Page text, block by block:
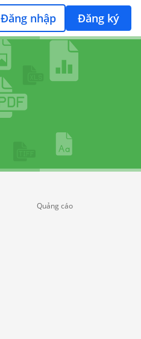
Đăng nhập Đăng ký
Quảng cáo